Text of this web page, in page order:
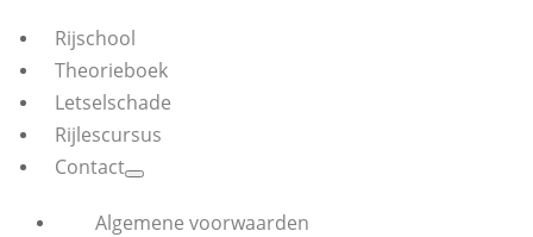
Rijschool
Theorieboek
Letselschade
Rijlescursus
Contact
Algemene voorwaarden